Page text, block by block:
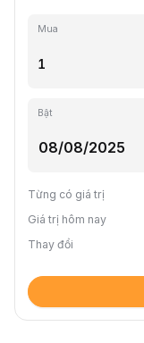
Mua
Bật
Từng có giá trị
Giá trị hôm nay
Thay đổi